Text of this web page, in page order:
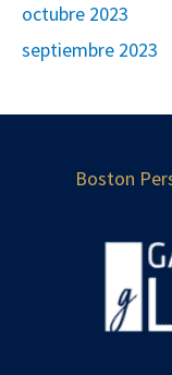
octubre 2023
septiembre 2023
Boston